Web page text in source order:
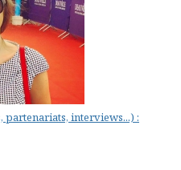
partenariats, interviews...) :